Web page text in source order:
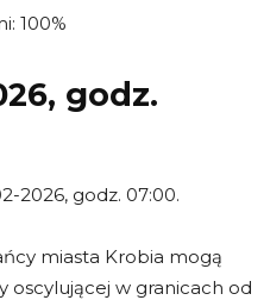
100%
godz.
2026, godz. 07:00.
miasta Krobia mogą
oscylującej w granicach od